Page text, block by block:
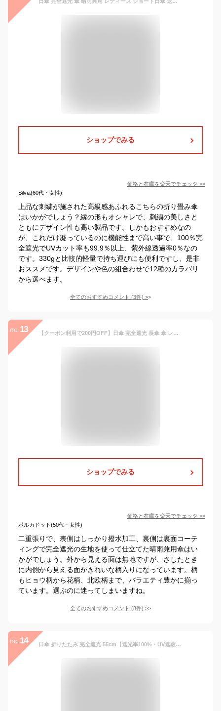
ショップでみる
価格と在庫を楽天でチェック >>
Silvia(60代・女性)
上品な刺繍が施された高級感あふれるこちらの折り畳み傘
はいかがでしょう？縁の形もオシャレで、刺繍の美しさと
ともにデザイン性も高い製品です。しかもおすすめなの
が、これだけ凝っているのに機能性まで高い事で、100％完
全遮光でUVカット率も99.9％以上、紫外線透過率0％なの
です。330gと比較的軽量で持ち運びにも便利ですし、是非
おススメです。デザインや色の組合わせで12種のカラバリ
から選べます。
全てのおすすめコメント (3件) >
no. 13 【クーポン利用で200円OFF】日傘 完全遮光 長傘 傘 レディース 晴雨兼用 かわいい 2重張り UVカット率99%以上 遮熱 プレゼント ギフト マスク焼け 黒 グリーン かわず張り 大きい サイズ おしゃれ オシャレ 遮光100 涼しい
ショップでみる
価格と在庫を楽天でチェック >>
ポルカドット(50代・女性)
二重張りで、表側はしっかり撥水加工、裏側は裏面コーテ
ィングで完全遮光の生地を使って仕立てた晴雨兼用傘はい
かがでしょう。外から見える面は無地ですが、さしたとき
に内側から見える面がきれいな柄入りになっています。柄
もヒョウ柄から花柄、北欧柄まで、バラエティ豊かに揃っ
ています。選ぶのに迷ってしまいますね。
全てのおすすめコメント (8件) >
no. 14 日傘 折りたたみ 完全遮光 55cm【遮光率100%・UV遮蔽率99.9%以上】《晴雨兼用日傘》大きいサイズ UVカット レディース メンズ 木持ち手 雨傘 ワイド折りたたみ傘 遮熱 涼しい 軽い310g 紫外線対策 vnsz-586z 母の日 プレゼント 実用的 【aroco/アロコ】